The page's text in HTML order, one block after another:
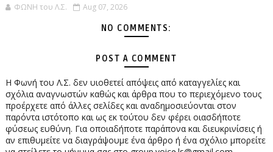
ΦΩΝΗ του Λ.Σ. Aug 07, 2026
NO COMMENTS:
POST A COMMENT
Η Φωνή του Λ.Σ. δεν υιοθετεί απόψεις από καταγγελίες και
σχόλια αναγνωστών καθώς και άρθρα που το περιεχόμενο τους
προέρχετε από άλλες σελίδες και αναδημοσιεύονται στον
παρόντα ιστότοπο και ως εκ τούτου δεν φέρει οιασδήποτε
φύσεως ευθύνη. Για οποιαδήποτε παράπονα και διευκρινίσεις ή
αν επιθυμείτε να διαγράψουμε ένα άρθρο ή ένα σχόλιο μπορείτε